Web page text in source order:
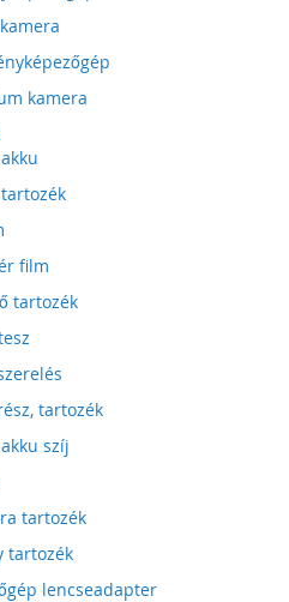
kamera
film
tartozék
tartozék
szíj
tartozék
tartozék
lencseadapter